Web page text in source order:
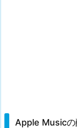
Apple Musicの